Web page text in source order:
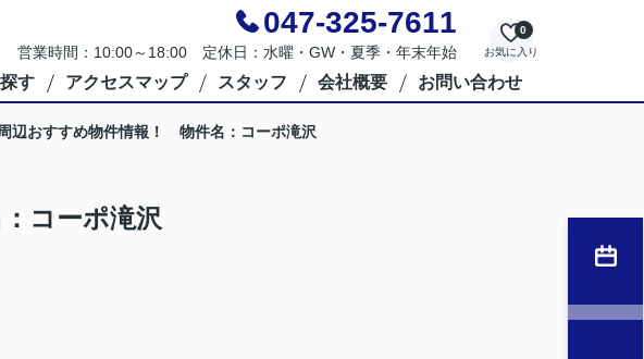
047-325-7611
営業時間：10:00～18:00 定休日：水曜・GW・夏季・年末年始 お気に入り
0
す アクセスマップ スタッフ 会社概要 お問い合わせ
辺おすすめ物件情報！ 物件名：コーポ滝沢
コーポ滝沢